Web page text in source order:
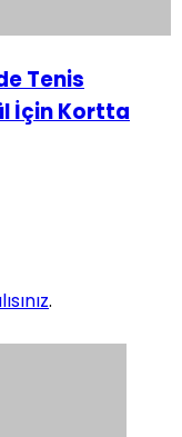
Tenis
İçin Kortta
.